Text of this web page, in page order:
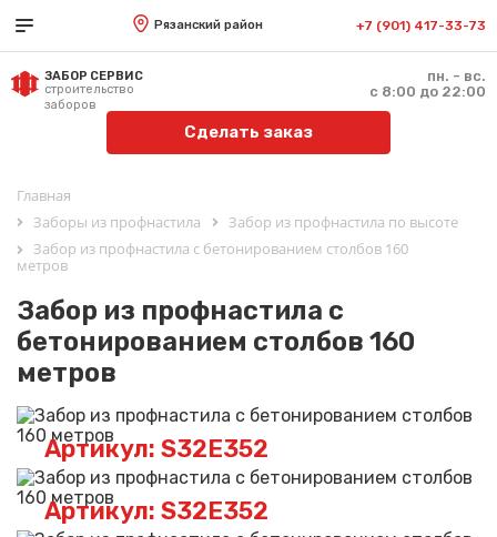
Рязанский район +7 (901) 417-33-73
ЗАБОР СЕРВИС
строительство
заборов
пн. - вс.
с 8:00 до 22:00
Сделать заказ
Главная
Заборы из профнастила
Забор из профнастила по высоте
Забор из профнастила с бетонированием столбов 160
метров
Забор из профнастила с
бетонированием столбов 160
метров
Артикул: S32E352
Артикул: S32E352